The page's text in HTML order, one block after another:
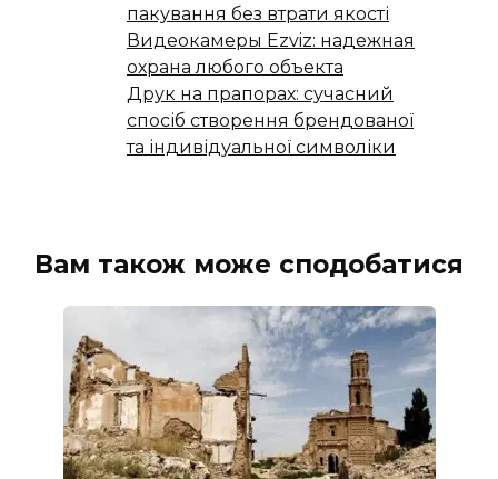
пакування без втрати якості
Видеокамеры Ezviz: надежная
охрана любого объекта
Друк на прапорах: сучасний
спосіб створення брендованої
та індивідуальної символіки
Вам також може сподобатися